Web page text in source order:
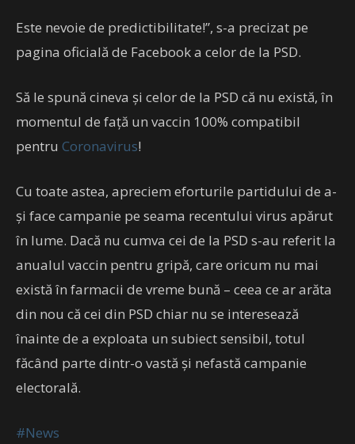
Este nevoie de predictibilitate!”, s-a precizat pe
pagina oficială de Facebook a celor de la PSD.
Să le spună cineva și celor de la PSD că nu există, în
momentul de față un vaccin 100% compatibil
pentru Coronavirus!
Cu toate astea, apreciem eforturile partidului de a-
și face campanie pe seama recentului virus apărut
în lume. Dacă nu cumva cei de la PSD s-au referit la
anualul vaccin pentru gripă, care oricum nu mai
există în farmacii de vreme bună – ceea ce ar arăta
din nou că cei din PSD chiar nu se interesează
înainte de a exploata un subiect sensibil, totul
făcând parte dintr-o vastă și nefastă campanie
electorală.
#News